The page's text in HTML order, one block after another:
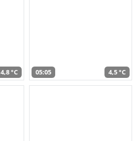
4,8 °C 05:05 4,5 °C